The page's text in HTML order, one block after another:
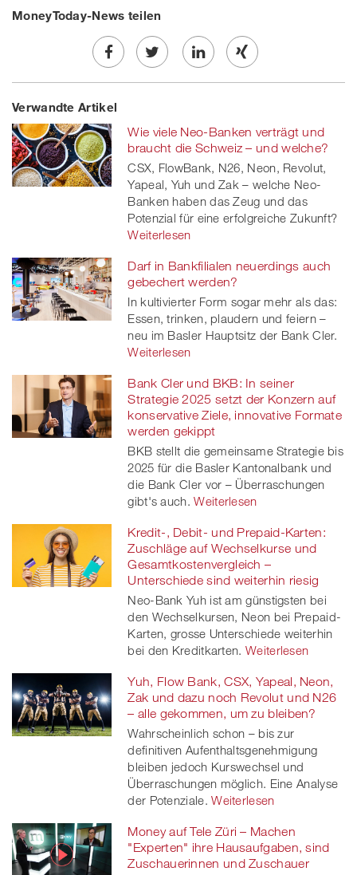
MoneyToday-News teilen
Share
on
Facebook
Twe
on
twitt
er
Share
linkedin
Share
Xing
Verwandte Artikel
Wie viele Neo-Banken verträgt und
braucht die Schweiz – und welche?
CSX, FlowBank, N26, Neon, Revolut,
Yapeal, Yuh und Zak – welche Neo-
Banken haben das Zeug und das
Potenzial für eine erfolgreiche Zukunft?
Weiterlesen
Darf in Bankfilialen neuerdings auch
gebechert werden?
In kultivierter Form sogar mehr als das:
Essen, trinken, plaudern und feiern –
neu im Basler Hauptsitz der Bank Cler.
Weiterlesen
Bank Cler und BKB: In seiner
Strategie 2025 setzt der Konzern auf
konservative Ziele, innovative Formate
werden gekippt
BKB stellt die gemeinsame Strategie bis
2025 für die Basler Kantonalbank und
die Bank Cler vor – Überraschungen
gibt's auch. Weiterlesen
Kredit-, Debit- und Prepaid-Karten:
Zuschläge auf Wechselkurse und
Gesamtkostenvergleich –
Unterschiede sind weiterhin riesig
Neo-Bank Yuh ist am günstigsten bei
den Wechselkursen, Neon bei Prepaid-
Karten, grosse Unterschiede weiterhin
bei den Kreditkarten. Weiterlesen
Yuh, Flow Bank, CSX, Yapeal, Neon,
Zak und dazu noch Revolut und N26
– alle gekommen, um zu bleiben?
Wahrscheinlich schon – bis zur
definitiven Aufenthaltsgenehmigung
bleiben jedoch Kurswechsel und
Überraschungen möglich. Eine Analyse
der Potenziale. Weiterlesen
Money auf Tele Züri – Machen
"Experten" ihre Hausaufgaben, sind
Zuschauerinnen und Zuschauer